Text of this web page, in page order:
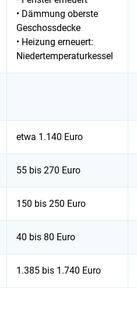
• Dämmung oberste
Geschoss­decke
• Heizung erneuert:
Nieder­temperatur­kessel
etwa 1.140 Euro
55 bis 270 Euro
150 bis 250 Euro
40 bis 80 Euro
1.385 bis 1.740 Euro